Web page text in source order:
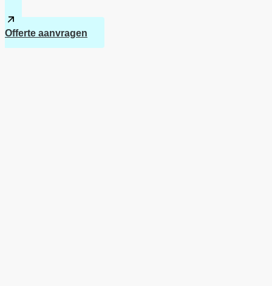
Offerte aanvragen